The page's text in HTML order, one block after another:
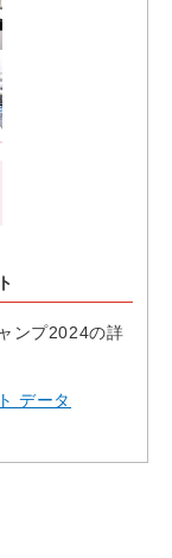
ンプ2024の詳
データ